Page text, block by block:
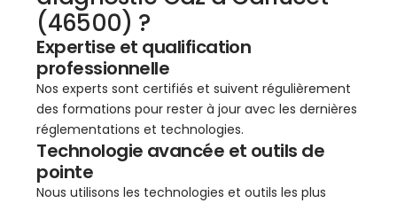
(46500) ?
Expertise et qualification
professionnelle
Nos experts sont certifiés et suivent régulièrement
des formations pour rester à jour avec les dernières
réglementations et technologies.
Technologie avancée et outils de
pointe
Nous utilisons les technologies et outils les plus